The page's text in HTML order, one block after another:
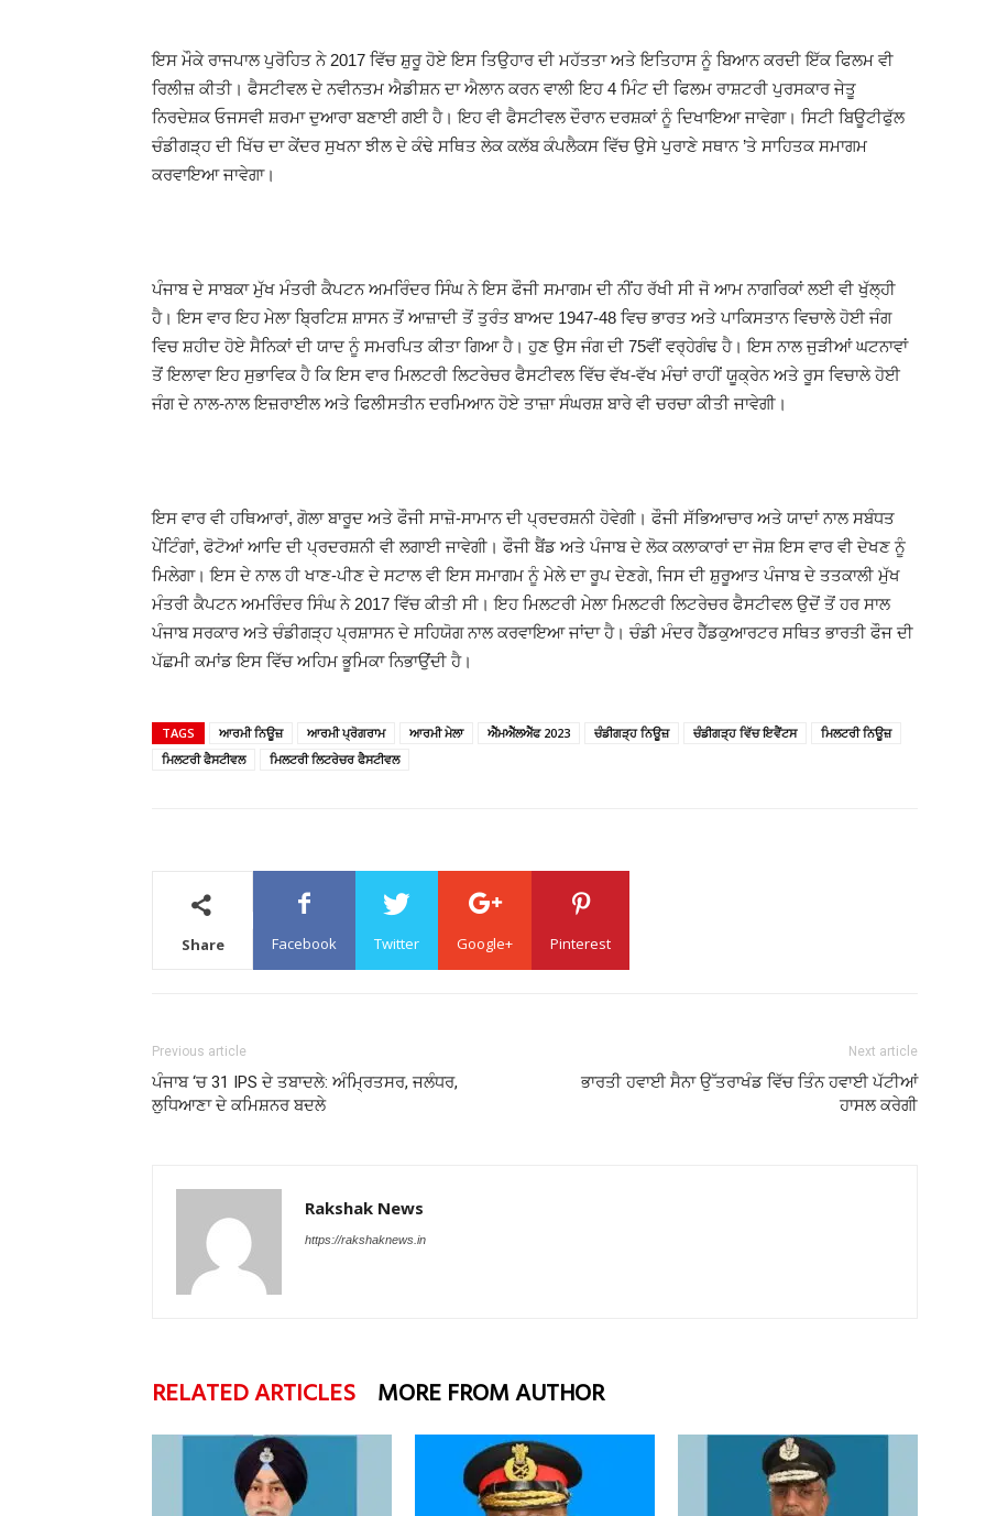
ਇਸ ਮੌਕੇ ਰਾਜਪਾਲ ਪੁਰੋਹਿਤ ਨੇ 2017 ਵਿੱਚ ਸ਼ੁਰੂ ਹੋਏ ਇਸ ਤਿਉਹਾਰ ਦੀ ਮਹੱਤਤਾ ਅਤੇ ਇਤਿਹਾਸ ਨੂੰ ਬਿਆਨ ਕਰਦੀ ਇੱਕ ਫਿਲਮ ਵੀ
ਰਿਲੀਜ਼ ਕੀਤੀ। ਫੈਸਟੀਵਲ ਦੇ ਨਵੀਨਤਮ ਐਡੀਸ਼ਨ ਦਾ ਐਲਾਨ ਕਰਨ ਵਾਲੀ ਇਹ 4 ਮਿੰਟ ਦੀ ਫਿਲਮ ਰਾਸ਼ਟਰੀ ਪੁਰਸਕਾਰ ਜੇਤੂ
ਨਿਰਦੇਸ਼ਕ ਓਜਸਵੀ ਸ਼ਰਮਾ ਦੁਆਰਾ ਬਣਾਈ ਗਈ ਹੈ। ਇਹ ਵੀ ਫੈਸਟੀਵਲ ਦੌਰਾਨ ਦਰਸ਼ਕਾਂ ਨੂੰ ਦਿਖਾਇਆ ਜਾਵੇਗਾ। ਸਿਟੀ ਬਿਊਟੀਫੁੱਲ
ਚੰਡੀਗੜ੍ਹ ਦੀ ਖਿੱਚ ਦਾ ਕੇਂਦਰ ਸੁਖਨਾ ਝੀਲ ਦੇ ਕੰਢੇ ਸਥਿਤ ਲੇਕ ਕਲੱਬ ਕੰਪਲੈਕਸ ਵਿੱਚ ਉਸੇ ਪੁਰਾਣੇ ਸਥਾਨ ’ਤੇ ਸਾਹਿਤਕ ਸਮਾਗਮ
ਕਰਵਾਇਆ ਜਾਵੇਗਾ।
ਪੰਜਾਬ ਦੇ ਸਾਬਕਾ ਮੁੱਖ ਮੰਤਰੀ ਕੈਪਟਨ ਅਮਰਿੰਦਰ ਸਿੰਘ ਨੇ ਇਸ ਫੌਜੀ ਸਮਾਗਮ ਦੀ ਨੀਂਹ ਰੱਖੀ ਸੀ ਜੋ ਆਮ ਨਾਗਰਿਕਾਂ ਲਈ ਵੀ ਖੁੱਲ੍ਹੀ
ਹੈ। ਇਸ ਵਾਰ ਇਹ ਮੇਲਾ ਬ੍ਰਿਟਿਸ਼ ਸ਼ਾਸਨ ਤੋਂ ਆਜ਼ਾਦੀ ਤੋਂ ਤੁਰੰਤ ਬਾਅਦ 1947-48 ਵਿਚ ਭਾਰਤ ਅਤੇ ਪਾਕਿਸਤਾਨ ਵਿਚਾਲੇ ਹੋਈ ਜੰਗ
ਵਿਚ ਸ਼ਹੀਦ ਹੋਏ ਸੈਨਿਕਾਂ ਦੀ ਯਾਦ ਨੂੰ ਸਮਰਪਿਤ ਕੀਤਾ ਗਿਆ ਹੈ। ਹੁਣ ਉਸ ਜੰਗ ਦੀ 75ਵੀਂ ਵਰ੍ਹੇਗੰਢ ਹੈ। ਇਸ ਨਾਲ ਜੁੜੀਆਂ ਘਟਨਾਵਾਂ
ਤੋਂ ਇਲਾਵਾ ਇਹ ਸੁਭਾਵਿਕ ਹੈ ਕਿ ਇਸ ਵਾਰ ਮਿਲਟਰੀ ਲਿਟਰੇਚਰ ਫੈਸਟੀਵਲ ਵਿੱਚ ਵੱਖ-ਵੱਖ ਮੰਚਾਂ ਰਾਹੀਂ ਯੂਕ੍ਰੇਨ ਅਤੇ ਰੂਸ ਵਿਚਾਲੇ ਹੋਈ
ਜੰਗ ਦੇ ਨਾਲ-ਨਾਲ ਇਜ਼ਰਾਈਲ ਅਤੇ ਫਿਲੀਸਤੀਨ ਦਰਮਿਆਨ ਹੋਏ ਤਾਜ਼ਾ ਸੰਘਰਸ਼ ਬਾਰੇ ਵੀ ਚਰਚਾ ਕੀਤੀ ਜਾਵੇਗੀ।
ਇਸ ਵਾਰ ਵੀ ਹਥਿਆਰਾਂ, ਗੋਲਾ ਬਾਰੂਦ ਅਤੇ ਫੌਜੀ ਸਾਜ਼ੋ-ਸਾਮਾਨ ਦੀ ਪ੍ਰਦਰਸ਼ਨੀ ਹੋਵੇਗੀ। ਫੌਜੀ ਸੱਭਿਆਚਾਰ ਅਤੇ ਯਾਦਾਂ ਨਾਲ ਸਬੰਧਤ
ਪੇਂਟਿੰਗਾਂ, ਫੋਟੋਆਂ ਆਦਿ ਦੀ ਪ੍ਰਦਰਸ਼ਨੀ ਵੀ ਲਗਾਈ ਜਾਵੇਗੀ। ਫੌਜੀ ਬੈਂਡ ਅਤੇ ਪੰਜਾਬ ਦੇ ਲੋਕ ਕਲਾਕਾਰਾਂ ਦਾ ਜੋਸ਼ ਇਸ ਵਾਰ ਵੀ ਦੇਖਣ ਨੂੰ
ਮਿਲੇਗਾ। ਇਸ ਦੇ ਨਾਲ ਹੀ ਖਾਣ-ਪੀਣ ਦੇ ਸਟਾਲ ਵੀ ਇਸ ਸਮਾਗਮ ਨੂੰ ਮੇਲੇ ਦਾ ਰੂਪ ਦੇਣਗੇ, ਜਿਸ ਦੀ ਸ਼ੁਰੂਆਤ ਪੰਜਾਬ ਦੇ ਤਤਕਾਲੀ ਮੁੱਖ
ਮੰਤਰੀ ਕੈਪਟਨ ਅਮਰਿੰਦਰ ਸਿੰਘ ਨੇ 2017 ਵਿੱਚ ਕੀਤੀ ਸੀ। ਇਹ ਮਿਲਟਰੀ ਮੇਲਾ ਮਿਲਟਰੀ ਲਿਟਰੇਚਰ ਫੈਸਟੀਵਲ ਉਦੋਂ ਤੋਂ ਹਰ ਸਾਲ
ਪੰਜਾਬ ਸਰਕਾਰ ਅਤੇ ਚੰਡੀਗੜ੍ਹ ਪ੍ਰਸ਼ਾਸਨ ਦੇ ਸਹਿਯੋਗ ਨਾਲ ਕਰਵਾਇਆ ਜਾਂਦਾ ਹੈ। ਚੰਡੀ ਮੰਦਰ ਹੈੱਡਕੁਆਰਟਰ ਸਥਿਤ ਭਾਰਤੀ ਫੌਜ ਦੀ
ਪੱਛਮੀ ਕਮਾਂਡ ਇਸ ਵਿੱਚ ਅਹਿਮ ਭੂਮਿਕਾ ਨਿਭਾਉਂਦੀ ਹੈ।
TAGS ਆਰਮੀ ਨਿਊਜ਼ ਆਰਮੀ ਪ੍ਰੋਗਰਾਮ ਆਰਮੀ ਮੇਲਾ ਐੱਮਐੱਲਐੱਫ 2023 ਚੰਡੀਗੜ੍ਹ ਨਿਊਜ਼ ਚੰਡੀਗੜ੍ਹ ਵਿੱਚ ਇਵੈਂਟਸ
ਮਿਲਟਰੀ ਨਿਊਜ਼
ਮਿਲਟਰੀ ਫੈਸਟੀਵਲ
ਮਿਲਟਰੀ ਲਿਟਰੇਚਰ ਫੈਸਟੀਵਲ
Share Facebook Twitter Google+ Pinterest
Previous article
ਪੰਜਾਬ ‘ਚ 31 IPS ਦੇ ਤਬਾਦਲੇ: ਅੰਮ੍ਰਿਤਸਰ, ਜਲੰਧਰ,
ਲੁਧਿਆਣਾ ਦੇ ਕਮਿਸ਼ਨਰ ਬਦਲੇ
Next article
ਭਾਰਤੀ ਹਵਾਈ ਸੈਨਾ ਉੱਤਰਾਖੰਡ ਵਿੱਚ ਤਿੰਨ ਹਵਾਈ ਪੱਟੀਆਂ
ਹਾਸਲ ਕਰੇਗੀ
Rakshak News
https://rakshaknews.in
RELATED ARTICLES MORE FROM AUTHOR